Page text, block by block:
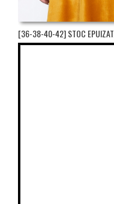
[36-38-40-42] STOC EPUIZAT...